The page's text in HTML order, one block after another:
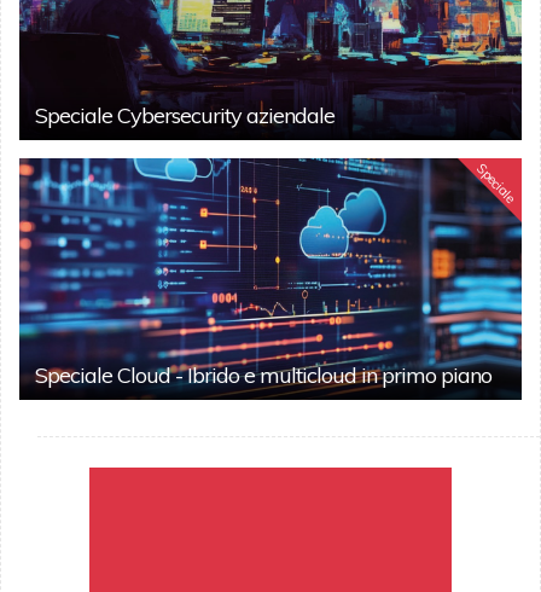
Speciale Cybersecurity aziendale
Speciale
Speciale Cloud - Ibrido e multicloud in primo piano